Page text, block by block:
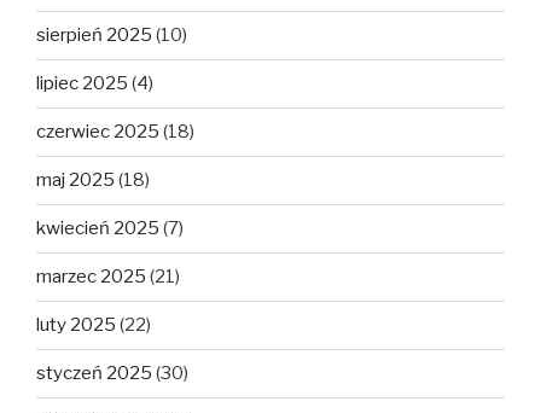
sierpień 2025 (10)
lipiec 2025 (4)
czerwiec 2025 (18)
maj 2025 (18)
kwiecień 2025 (7)
marzec 2025 (21)
luty 2025 (22)
styczeń 2025 (30)